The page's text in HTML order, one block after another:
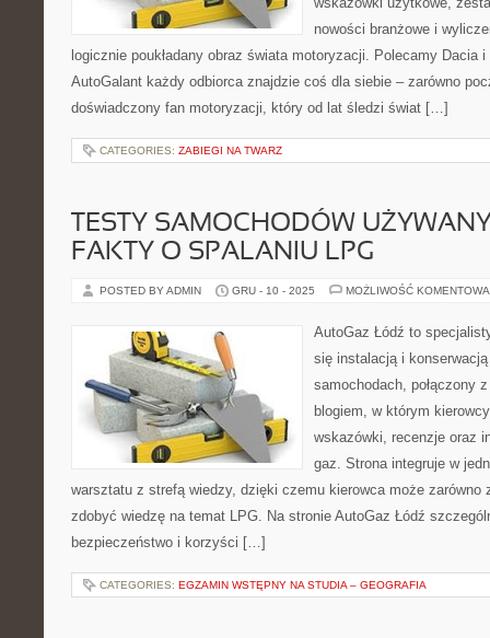
nowości branżowe i
logicznie poukładany obraz świata motoryzacji. Polecamy Dacia
AutoGalant każdy odbiorca znajdzie coś dla siebie – zarówno
doświadczony fan motoryzacji, który od lat śledzi świat […]
CATEGORIES: ZABIEGI NA TWARZ
TESTY SAMOCHODÓW
FAKTY O SPALANIU LPG
POSTED BY ADMIN GRU - 10 - 2025 MOŻLIWOŚĆ
AutoGaz Łódź to
się instalacją i
samochodach, połączony
blogiem, w którym
wskazówki, recenzje oraz
gaz. Strona integruje w
warsztatu z strefą wiedzy, dzięki czemu kierowca może zarówno
zdobyć wiedzę na temat LPG. Na stronie AutoGaz Łódź
bezpieczeństwo i korzyści […]
CATEGORIES: EGZAMIN WSTĘPNY NA STUDIA – GEOGRAFIA